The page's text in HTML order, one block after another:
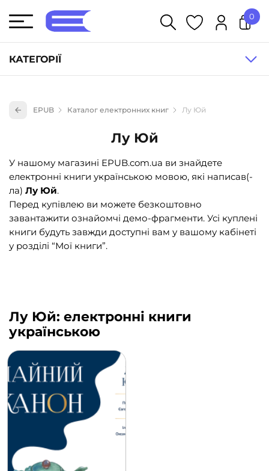
КАТЕГОРІЇ
Книги для дітей (836)
Книги для підлітків (240)
Науково-популярна література (1015)
Навчальна література та посібники (527)
Енциклопедії, довідники, словники (55)
Подарункові сертифікати (1)
0
EPUB Каталог електронних книг Лу Юй
Лу Юй
У нашому магазині EPUB.com.ua ви знайдете
електронні книги українською мовою, які написав(-
ла) Лу Юй.
Перед купівлею ви можете безкоштовно
завантажити ознайомчі демо-фрагменти. Усі куплені
книги будуть завжди доступні вам у вашому кабінеті
у розділі “Мої книги”.
Лу Юй: електронні книги
українською